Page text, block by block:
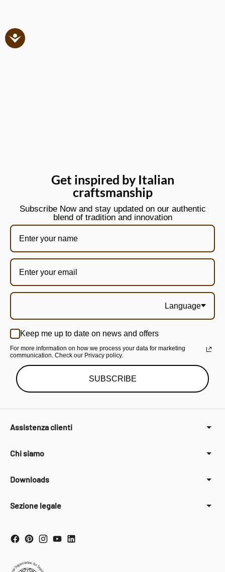
Get inspired by Italian
craftsmanship
Subscribe Now and stay updated on our authentic
blend of tradition and innovation
Language
Keep me up to date on news and offers
For more information on how we process your data for marketing
communication. Check our Privacy policy.
SUBSCRIBE
Assistenza clienti
Chi siamo
Downloads
Sezione legale